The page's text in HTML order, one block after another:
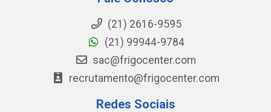
(21) 2616-9595
(21) 99944-9784
sac@frigocenter.com
recrutamento@frigocenter.com
Redes Sociais